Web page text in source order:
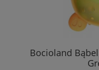
Bocioland